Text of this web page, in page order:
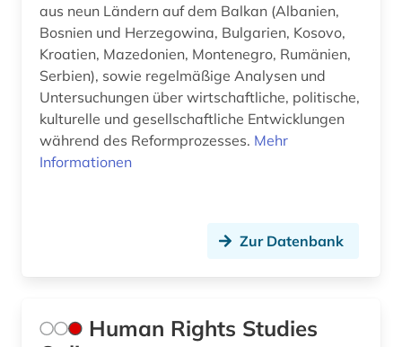
aus neun Ländern auf dem Balkan (Albanien,
Bosnien und Herzegowina, Bulgarien, Kosovo,
Kroatien, Mazedonien, Montenegro, Rumänien,
Serbien), sowie regelmäßige Analysen und
Untersuchungen über wirtschaftliche, politische,
kulturelle und gesellschaftliche Entwicklungen
während des Reformprozesses. Mehr
Informationen
Zur Datenbank
Human Rights Studies